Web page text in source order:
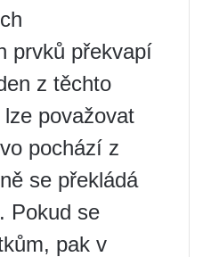
prvků překvapí
z těchto
považovat
pochází z
se překládá
Pokud se
pak v